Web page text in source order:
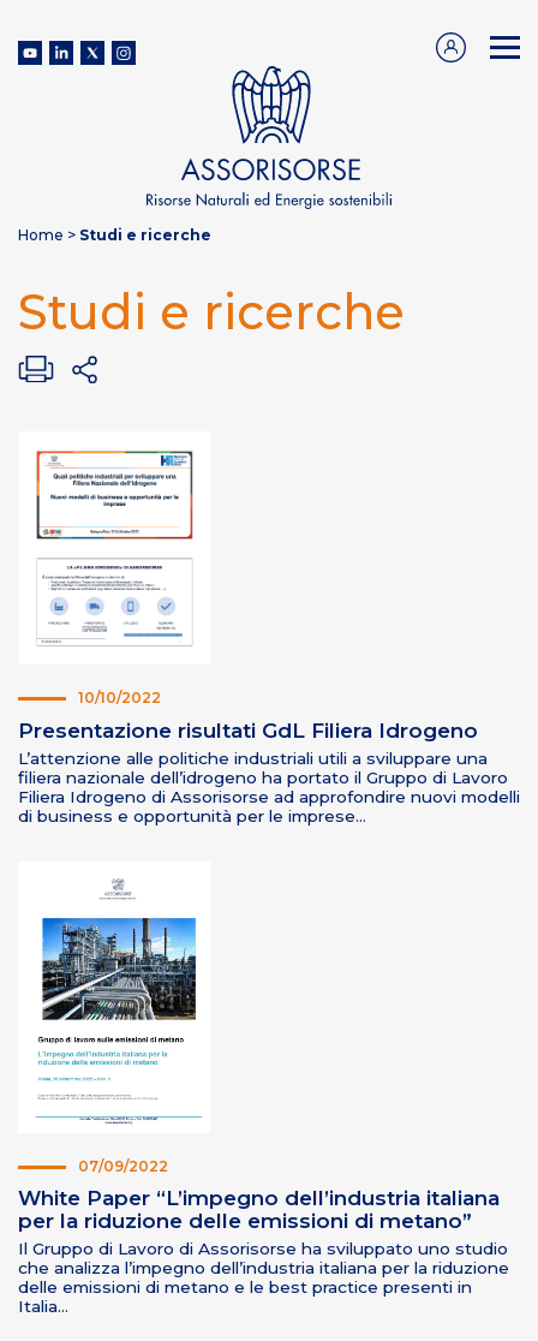
Home > Studi e ricerche
Studi e ricerche
10/10/2022
Presentazione risultati GdL Filiera Idrogeno
L’attenzione alle politiche industriali utili a sviluppare una
filiera nazionale dell’idrogeno ha portato il Gruppo di Lavoro
Filiera Idrogeno di Assorisorse ad approfondire nuovi modelli
di business e opportunità per le imprese…
07/09/2022
White Paper “L’impegno dell’industria italiana
per la riduzione delle emissioni di metano”
Il Gruppo di Lavoro di Assorisorse ha sviluppato uno studio
che analizza l’impegno dell’industria italiana per la riduzione
delle emissioni di metano e le best practice presenti in
Italia…